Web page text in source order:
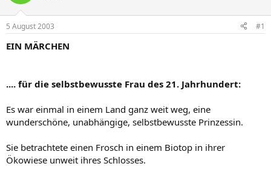
e
r
l
t
a
5 August 2003 #1
EIN MÄRCHEN
.... für die selbstbewusste Frau des 21. Jahrhundert:
Es war einmal in einem Land ganz weit weg, eine
wunderschöne, unabhängige, selbstbewusste Prinzessin.
Sie betrachtete einen Frosch in einem Biotop in ihrer
Ökowiese unweit ihres Schlosses.